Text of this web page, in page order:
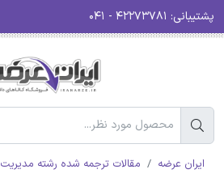
پشتیبانی:
ایران عرضه مقالات ترجمه شده رشته مدیریت